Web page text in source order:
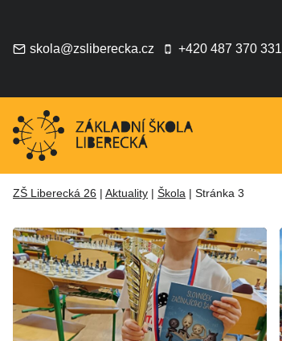
obsahskola@zsliberecka.cz +420 487 370 331
ZŠ Liberecká 26 Aktuality Škola Stránka 3